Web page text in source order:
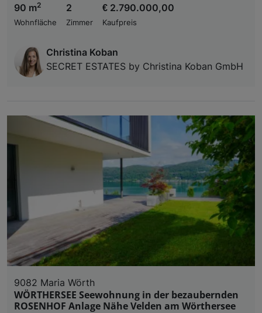
90 m2
Wohnfläche
2
Zimmer
€ 2.790.000,00
Kaufpreis
Christina Koban
SECRET ESTATES by Christina Koban GmbH
9082 Maria Wörth
WÖRTHERSEE Seewohnung in der bezaubernden
ROSENHOF Anlage Nähe Velden am Wörthersee